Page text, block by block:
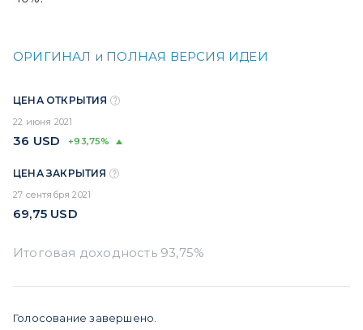
ОРИГИНАЛ и ПОЛНАЯ ВЕРСИЯ ИДЕИ
ЦЕНА ОТКРЫТИЯ
22 июня 2021
36 USD +93,75%
ЦЕНА ЗАКРЫТИЯ
27 сентября 2021
69,75 USD
Голосование завершено.